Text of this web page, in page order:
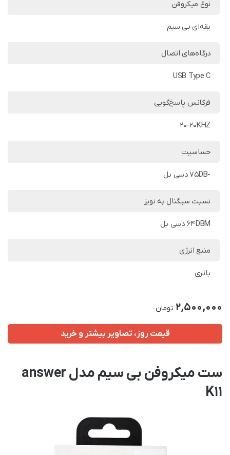
نوع میکروفن
یقه‌ای بی سیم
درگاه‌های اتصال
USB Type C
فرکانس پاسخ‌گویی
20-20KHZ
حساسیت
-75DB دسی بل
نسبت سیگنال به نویز
64DBM دسی بل
منبع انرژی
باتری
2,500,000 تومان
قیمت روز، تصاویر بیشتر و خرید
ست میکروفن بی سیم مدل answer
K11